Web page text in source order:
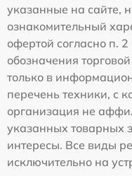
указанные на сайте,
ознакомительный
офертой согласно п.
обозначения
только в
перечень техники, с
организация не
указанных товарных
интересы. Все виды
исключительно на